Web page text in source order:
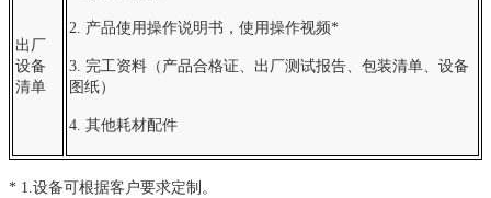
出厂
设备
清单
2. 产品使用操作说明书，使用操作视频*
3. 完工资料（产品合格证、出厂测试报告、包装清单、设备
图纸）
4. 其他耗材配件
* 1.设备可根据客户要求定制。